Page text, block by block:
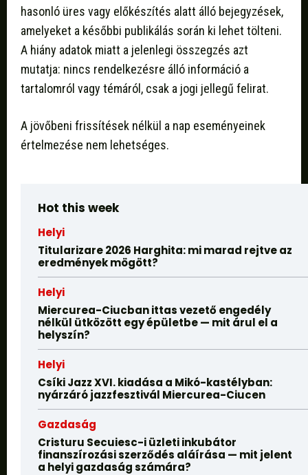
hasonló üres vagy előkészítés alatt álló bejegyzések,
amelyeket a későbbi publikálás során ki lehet tölteni.
A hiány adatok miatt a jelenlegi összegzés azt
mutatja: nincs rendelkezésre álló információ a
tartalomról vagy témáról, csak a jogi jellegű felirat.
A jövőbeni frissítések nélkül a nap eseményeinek
értelmezése nem lehetséges.
Hot this week
Helyi
Titularizare 2026 Harghita: mi marad rejtve az
eredmények mögött?
Helyi
Miercurea-Ciucban ittas vezető engedély
nélkül ütközött egy épületbe — mit árul el a
helyszín?
Helyi
Csíki Jazz XVI. kiadása a Mikó-kastélyban:
nyárzáró jazzfesztivál Miercurea-Ciucen
Gazdaság
Cristuru Secuiesc-i üzleti inkubátor
finanszírozási szerződés aláírása — mit jelent
a helyi gazdaság számára?